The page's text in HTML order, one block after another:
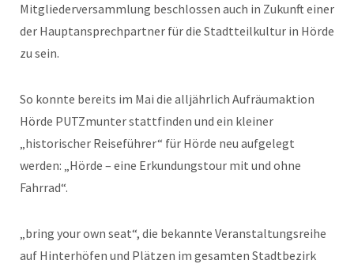
Mitgliederversammlung beschlossen auch in Zukunft einer
der Hauptansprechpartner für die Stadtteilkultur in Hörde
zu sein.
So konnte bereits im Mai die alljährlich Aufräumaktion
Hörde PUTZmunter stattfinden und ein kleiner
„historischer Reiseführer“ für Hörde neu aufgelegt
werden: „Hörde – eine Erkundungstour mit und ohne
Fahrrad“.
„bring your own seat“, die bekannte Veranstaltungsreihe
auf Hinterhöfen und Plätzen im gesamten Stadtbezirk